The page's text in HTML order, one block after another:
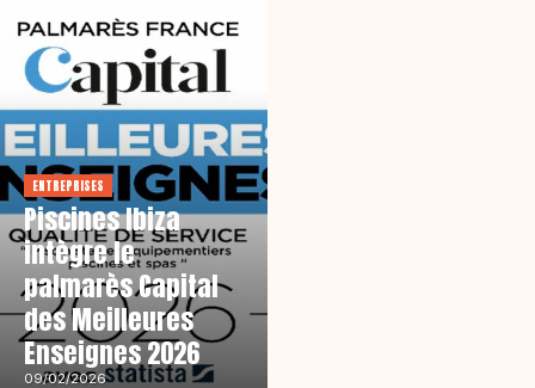
ENTREPRISES
Piscines Ibiza
intègre le
palmarès Capital
des Meilleures
Enseignes 2026
09/02/2026